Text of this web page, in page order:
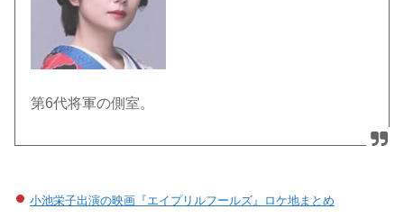
第6代将軍の側室。
小池栄子出演の映画『エイプリルフールズ』ロケ地まとめ